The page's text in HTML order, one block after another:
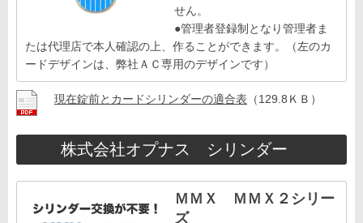
せん。
●管理者登録制となり管理者ま
たは代理店で本人確認の上、作ることができます。（左のカ
ードデザインは、弊社ＡＣ専用のデザインです）
現在錠前とカードシリンダーの適合表 （129.8ＫＢ）
株式会社オプナス シリンダー
ＭＭＸ ＭＭＸ２シリー
ズ